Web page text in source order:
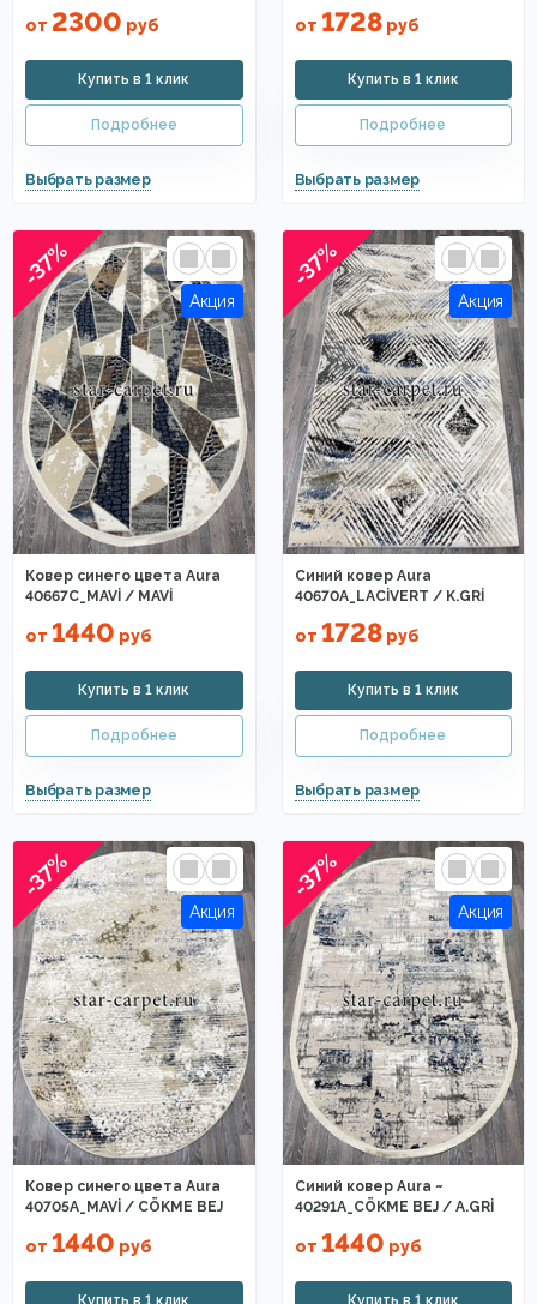
от 2300 руб от 1728руб
-37%
Ковер синего цвета Aura
40667C_MAVİ / MAVİ
от 1440 руб
-37%
Синий ковер Aura
40670A_LACİVERT / K.GRİ
от 1728руб
-37%
Ковер синего цвета Aura
40705A_MAVİ / CÖKME BEJ
от 1440 руб
-37%
Синий ковер Aura ~
40291A_CÖKME BEJ / A.GRİ
от 1440 руб